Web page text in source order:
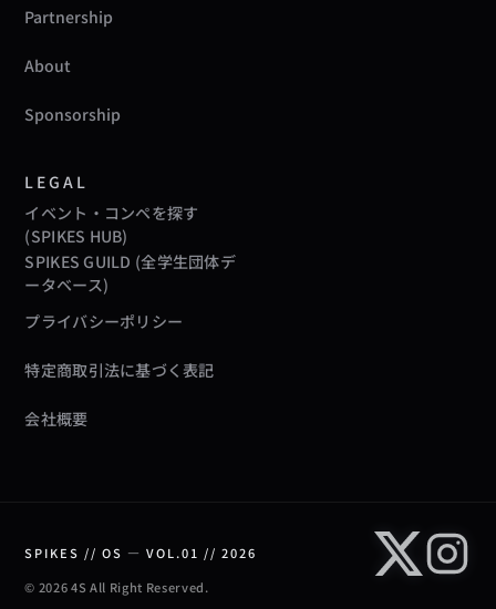
Partnership
About
Sponsorship
LEGAL
イベント・コンペを探す
(SPIKES HUB)
SPIKES GUILD (全学生団体デ
ータベース)
プライバシーポリシー
特定商取引法に基づく表記
会社概要
SPIKES // OS — VOL.01 // 2026
© 2026 4S All Right Reserved.